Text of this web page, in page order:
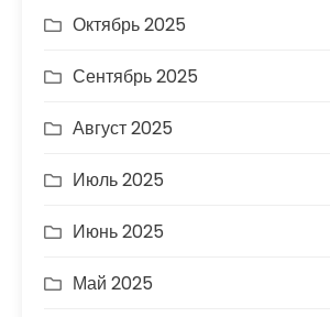
Октябрь 2025
Сентябрь 2025
Август 2025
Июль 2025
Июнь 2025
Май 2025